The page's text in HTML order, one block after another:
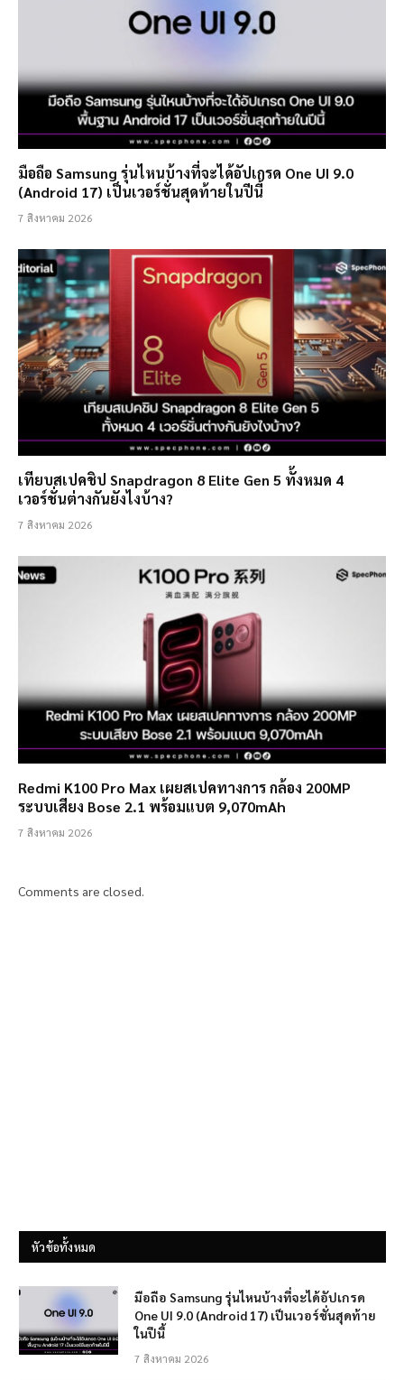
มือถือ Samsung รุ่นไหนบ้างที่จะได้อัปเกรด One UI 9.0
(Android 17) เป็นเวอร์ชั่นสุดท้ายในปีนี้
7 สิงหาคม 2026
เทียบสเปคชิป Snapdragon 8 Elite Gen 5 ทั้งหมด 4
เวอร์ชั่นต่างกันยังไงบ้าง?
7 สิงหาคม 2026
Redmi K100 Pro Max เผยสเปคทางการ กล้อง 200MP
ระบบเสียง Bose 2.1 พร้อมแบต 9,070mAh
7 สิงหาคม 2026
Comments are closed.
หัวข้อทั้งหมด
มือถือ Samsung รุ่นไหนบ้างที่จะได้อัปเกรด
One UI 9.0 (Android 17) เป็นเวอร์ชั่นสุดท้าย
ในปีนี้
7 สิงหาคม 2026